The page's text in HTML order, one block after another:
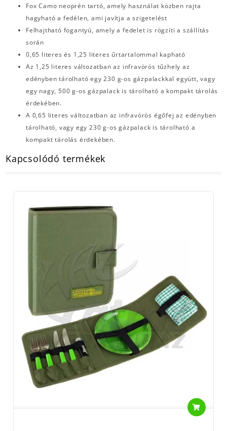
Fox Camo neoprén tartó, amely használat közben rajta
hagyható a fedélen, ami javítja a szigetelést
Felhajtható fogantyú, amely a fedelet is rögzíti a szállítás
során
0,65 literes és 1,25 literes űrtartalommal kapható
Az 1,25 literes változatban az infravörös tűzhely az
edényben tárolható egy 230 g-os gázpalackkal együtt, vagy
egy nagy, 500 g-os gázpalack is tárolható a kompakt tárolás
érdekében.
A 0,65 literes változatban az infravörös égőfej az edényben
tárolható, vagy egy 230 g-os gázpalack is tárolható a
kompakt tárolás érdekében.
Kapcsolódó termékek